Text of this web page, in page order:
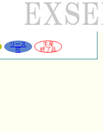
リース
可
生産
終了品